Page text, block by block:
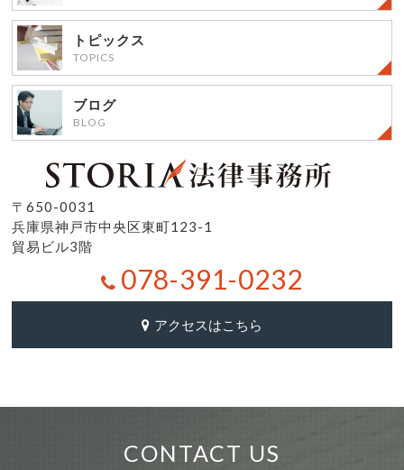
トピックス
TOPICS
ブログ
BLOG
〒650-0031
兵庫県神戸市中央区東町123-1
貿易ビル3階
078-391-0232
アクセスはこちら
CONTACT US